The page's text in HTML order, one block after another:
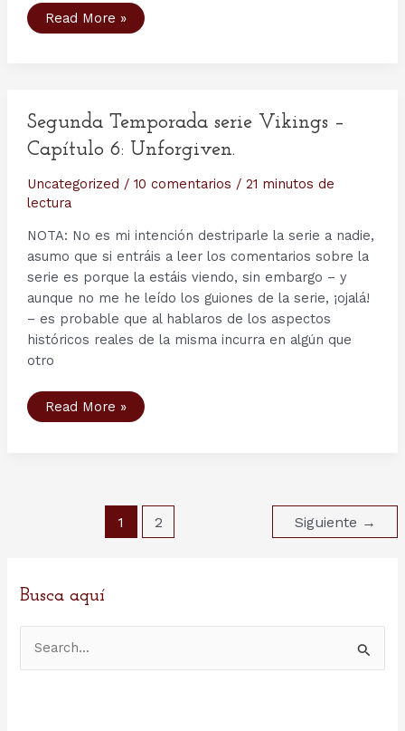
El
Amon
Amarth
Read More »
Segunda Temporada serie Vikings –
Capítulo 6: Unforgiven.
Uncategorized / 10 comentarios / 21 minutos de
lectura
NOTA: No es mi intención destriparle la serie a nadie,
asumo que si entráis a leer los comentarios sobre la
serie es porque la estáis viendo, sin embargo – y
aunque no me he leído los guiones de la serie, ¡ojalá!
– es probable que al hablaros de los aspectos
históricos reales de la misma incurra en algún que
otro
Segunda
Temporada
Read More »
1 2 Siguiente →
Busca aquí